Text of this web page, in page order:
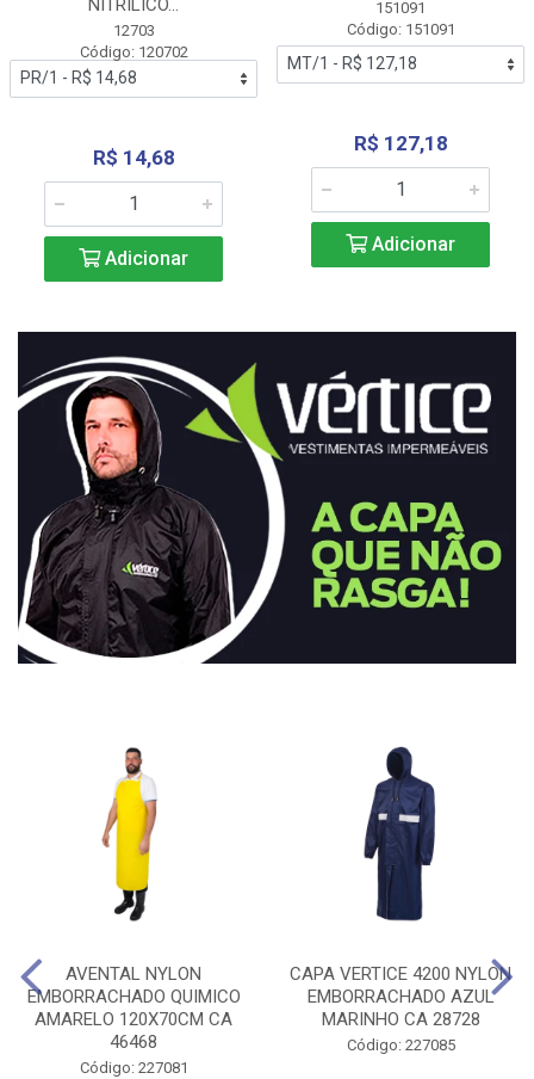
NITRÍLICO...
12703
Código: 120702
R$ 14,68
Adicionar
151091
Código: 151091
R$ 127,18
Adicionar
AVENTAL NYLON
EMBORRACHADO QUIMICO
AMARELO 120X70CM CA
46468
Código: 227081
CAPA VERTICE 4200 NYLON
EMBORRACHADO AZUL
MARINHO CA 28728
Código: 227085